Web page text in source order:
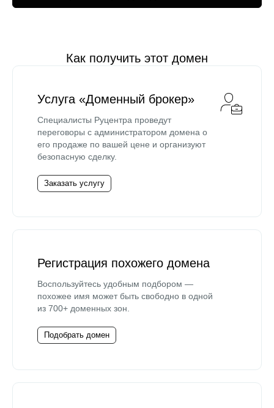
Как получить этот домен
Услуга «Доменный брокер»
Специалисты Руцентра проведут
переговоры с администратором домена о
его продаже по вашей цене и организуют
безопасную сделку.
Заказать услугу
Регистрация похожего домена
Воспользуйтесь удобным подбором —
похожее имя может быть свободно в одной
из 700+ доменных зон.
Подобрать домен